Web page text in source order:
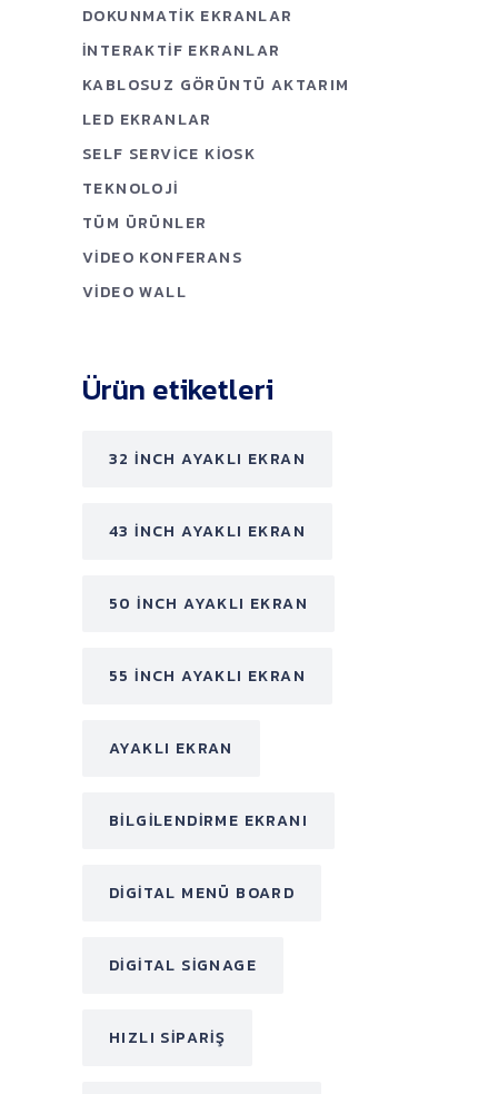
DOKUNMATIK EKRANLAR
İNTERAKTIF EKRANLAR
KABLOSUZ GÖRÜNTÜ AKTARIM
LED EKRANLAR
SELF SERVICE KIOSK
TEKNOLOJI
TÜM ÜRÜNLER
VIDEO KONFERANS
VIDEO WALL
Ürün etiketleri
32 INCH AYAKLI EKRAN
43 INCH AYAKLI EKRAN
50 INCH AYAKLI EKRAN
55 INCH AYAKLI EKRAN
AYAKLI EKRAN
BILGILENDIRME EKRANI
DIGITAL MENÜ BOARD
DIGITAL SIGNAGE
HIZLI SIPARIŞ